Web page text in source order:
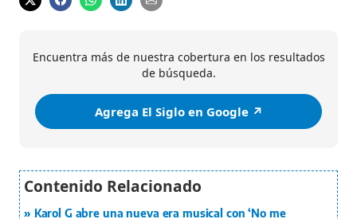
Encuentra más de nuestra cobertura en los resultados
de búsqueda.
Agrega El Siglo en Google ↗️
Karol G abre una nueva era musical con ‘No me